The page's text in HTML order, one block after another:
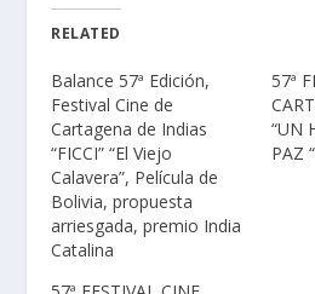
RELATED
Balance 57ª Edición,
Festival Cine de
Cartagena de Indias
“FICCI” “El Viejo
Calavera”, Película de
Bolivia, propuesta
arriesgada, premio India
Catalina
57ª
“UN
PAZ “